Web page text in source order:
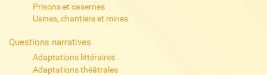
Prisons et casernes
Usines, chantiers et mines
Questions narratives
Adaptations littéraires
Adaptations théâtrales